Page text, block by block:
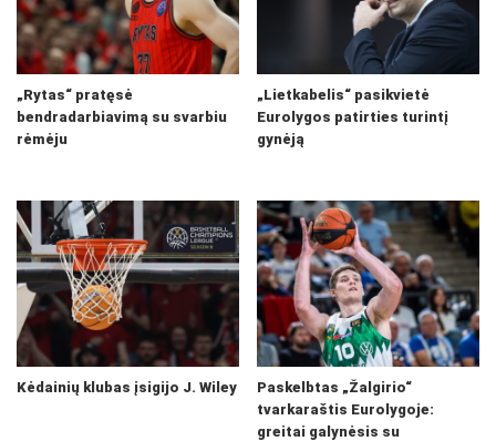
„Rytas“ pratęsė
bendradarbiavimą su svarbiu
rėmėju
„Lietkabelis“ pasikvietė
Eurolygos patirties turintį
gynėją
Kėdainių klubas įsigijo J. Wiley
Paskelbtas „Žalgirio“
tvarkaraštis Eurolygoje:
greitai galynėsis su